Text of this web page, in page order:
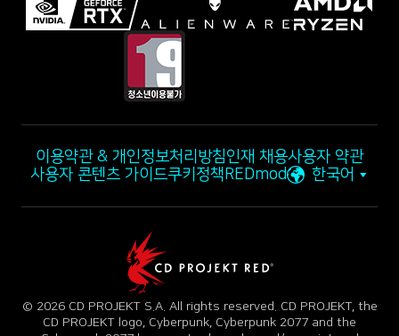
이용약관 & 개인정보처리방침인재 채용사용자 약관
사용자 콘텐츠 가이드쿠키정책 REDmod 한국어
© 2026 CD PROJEKT S.A. All rights reserved. CD PROJEKT, the
CD PROJEKT logo, Cyberpunk, Cyberpunk 2077 and the